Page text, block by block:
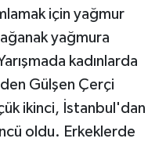
için yağmur
yağmura
kadınlarda
Gülşen Çerçi
ikinci, İstanbul'dan
oldu. Erkeklerde